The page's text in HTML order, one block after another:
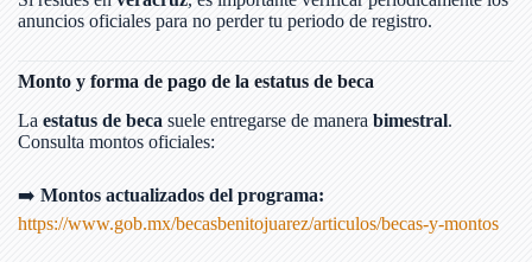
anuncios oficiales para no perder tu periodo de registro.
Monto y forma de pago de la estatus de beca
La estatus de beca suele entregarse de manera bimestral.
Consulta montos oficiales:
➡️ Montos actualizados del programa:
https://www.gob.mx/becasbenitojuarez/articulos/becas-y-montos